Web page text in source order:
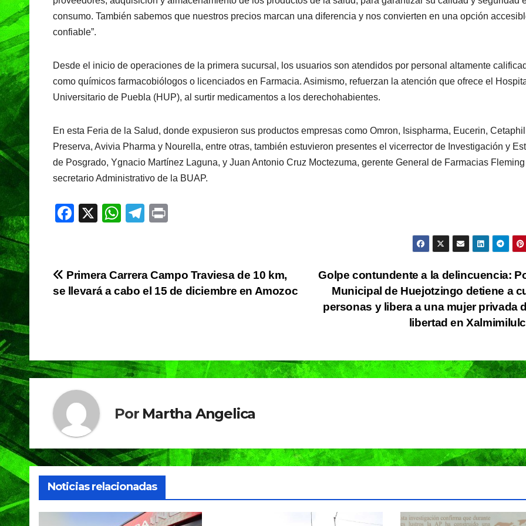
consumo. También sabemos que nuestros precios marcan una diferencia y nos convierten en una opción
confiable”.
Desde el inicio de operaciones de la primera sucursal, los usuarios son atendidos por personal altamente
como químicos farmacobiólogos o licenciados en Farmacia. Asimismo, refuerzan la atención que ofrece el
Universitario de Puebla (HUP), al surtir medicamentos a los derechohabientes.
En esta Feria de la Salud, donde expusieron sus productos empresas como Omron, Isispharma, Eucerin,
Preserva, Avivia Pharma y Nourella, entre otras, también estuvieron presentes el vicerrector de Investigación y
de Posgrado, Ygnacio Martínez Laguna, y Juan Antonio Cruz Moctezuma, gerente General de Farmacias
secretario Administrativo de la BUAP.
F
e
b
X
W
s
A
T
gr
a
Navegación
Golpe contundente a la delincuencia:
Municipal de Huejotzingo detiene a
personas y libera a una mujer privada
libertad en
Primera Carrera Campo Traviesa de 10 km,
se llevará a cabo el 15 de diciembre en Amozoc
Por Martha Angelica
Noticias relacionadas
Carmelitas
Café, el sabor
que conquista
a los visitantes
ANDRADE CRUZ
Oreo®
lanzan
ANDRADE
NACIONAL PORTADA
Sheinbaum
papa León XIV
para visitar
México; aún
no hay fecha
NACIONAL
de